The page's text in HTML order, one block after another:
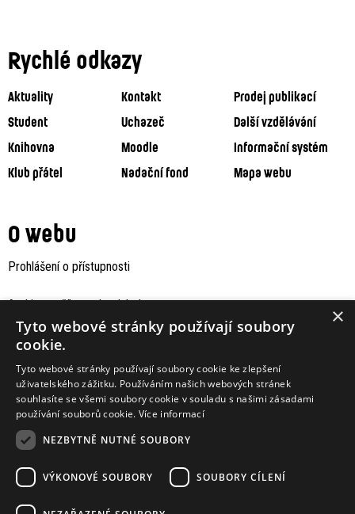
Rychlé odkazy
Aktuality Kontakt
Prodej publikací
Student
Uchazeč
Další vzdělávání
Knihovna
Moodle
Informační systém
Klub přátel
Nadační fond Mapa webu
O webu
Prohlášení o přístupnosti
Archiv staršího webu Jaboku
Podporují nás
×
Tyto webové stránky používají soubory
cookie.
Tyto webové stránky používají soubory cookie ke zlepšení
uživatelského zážitku. Používáním našich webových stránek
souhlasíte se všemi soubory cookie v souladu s našimi zásadami
používání souborů cookie. Více informací
NEZBYTNĚ NUTNÉ SOUBORY
VÝKONOVÉ SOUBORY SOUBORY CÍLENÍ